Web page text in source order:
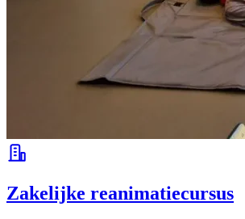
Zakelijke reanimatiecursus